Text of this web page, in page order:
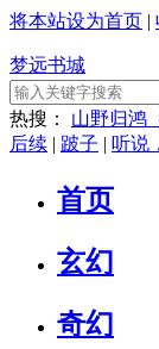
将本站设为首页 |
梦远书城
热搜： 山野归鸿
后续 | 跛子 | 听说
首页
玄幻
奇幻